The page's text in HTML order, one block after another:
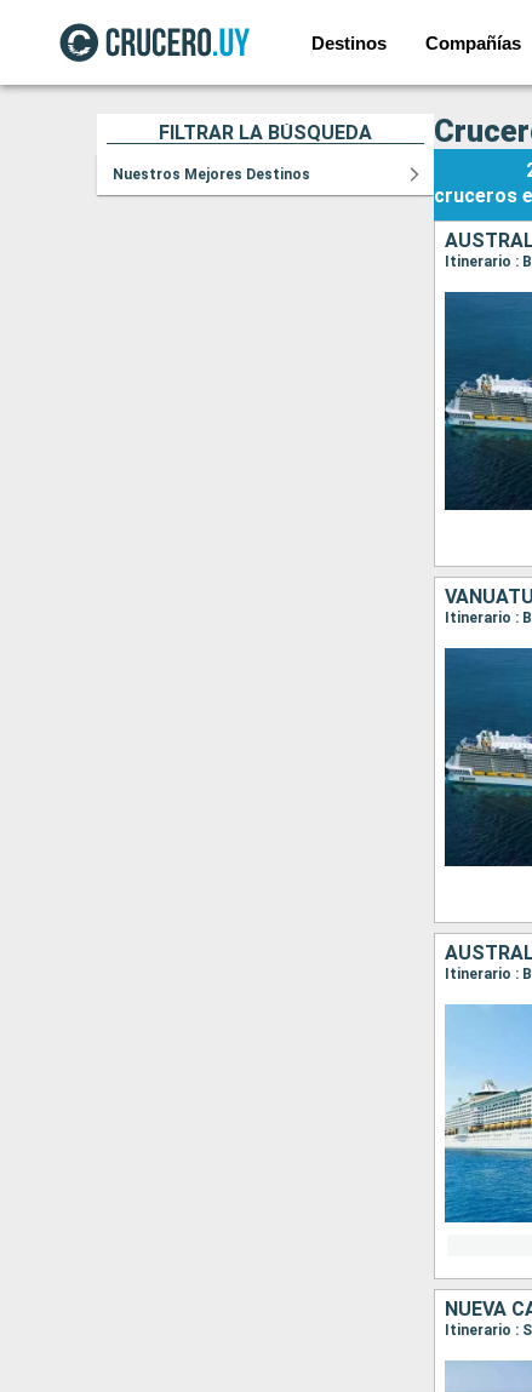
Destinos Compañías
FILTRAR LA BÚSQUEDA
Nuestros Mejores Destinos
cruceros
Itinerario :
Itinerario :
Itinerario :
NUEVA
Itinerario :